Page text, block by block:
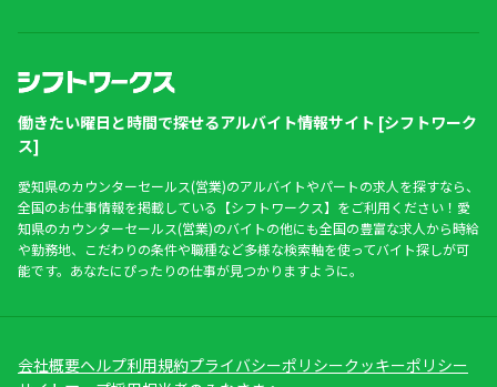
働きたい曜日と時間で探せるアルバイト情報サイト [シフトワーク
ス]
愛知県のカウンターセールス(営業)のアルバイトやパートの求人を探すなら、
全国のお仕事情報を掲載している【シフトワークス】をご利用ください！愛
知県のカウンターセールス(営業)のバイトの他にも全国の豊富な求人から時給
や勤務地、こだわりの条件や職種など多様な検索軸を使ってバイト探しが可
能です。あなたにぴったりの仕事が見つかりますように。
会社概要ヘルプ利用規約プライバシーポリシークッキーポリシー